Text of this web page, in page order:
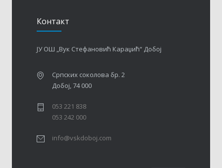
Контакт
ЈУ ОШ „Вук Стефановић Караџић“ Добој
Српских соколова бр. 2
Добој, 74 000
053 221 838
053 242 000
info@vskdoboj.com